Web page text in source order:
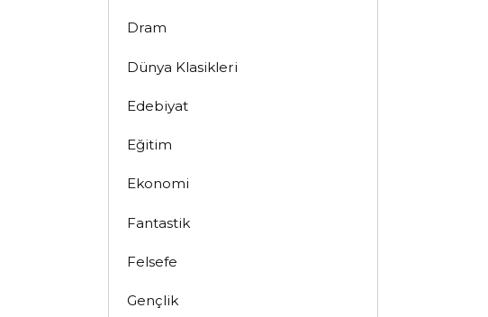
Dram
Dünya Klasikleri
Edebiyat
Eğitim
Ekonomi
Fantastik
Felsefe
Gençlik